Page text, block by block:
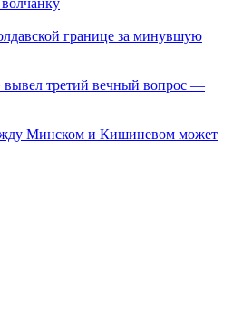
границе за минувшую
вывел третий вечный вопрос —
Минском и Кишиневом может